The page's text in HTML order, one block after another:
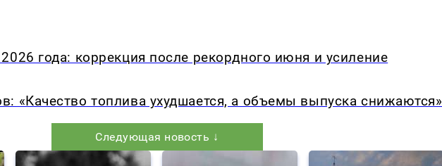
года: коррекция после рекордного июня и усиление
«Качество топлива ухудшается, а объемы выпуска снижаются»
Следующая новость ↓